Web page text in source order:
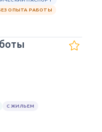
ОПЫТА РАБОТЫ
С ЖИЛЬЕМ